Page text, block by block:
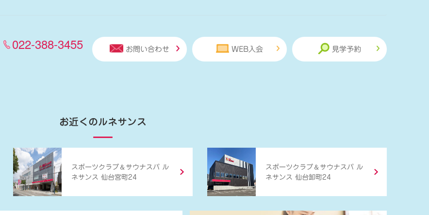
022-388-3455 お問い合わせ WEB入会 見学予約
お近くのルネサンス
スポーツクラブ ＆ サウナスパ ル
ネサンス 仙台宮町24
スポーツクラブ ＆ サウナスパ ル
ネサンス 仙台卸町24